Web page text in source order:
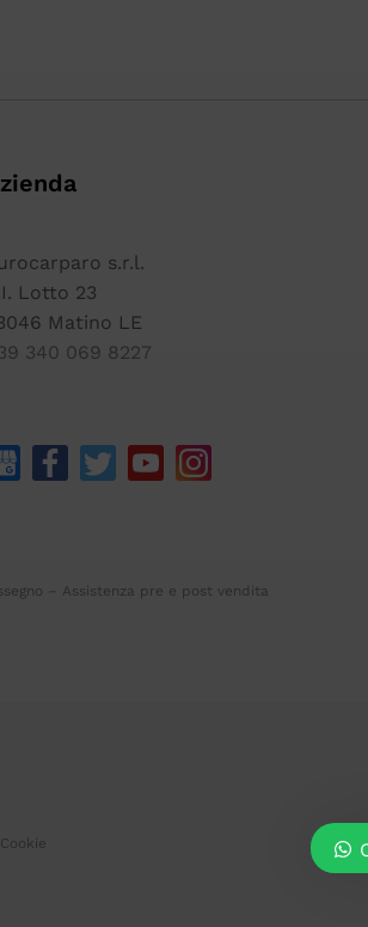
s.r.l.
Lotto 23
Matino LE
340 069 8227
– Assistenza pre e post vendita